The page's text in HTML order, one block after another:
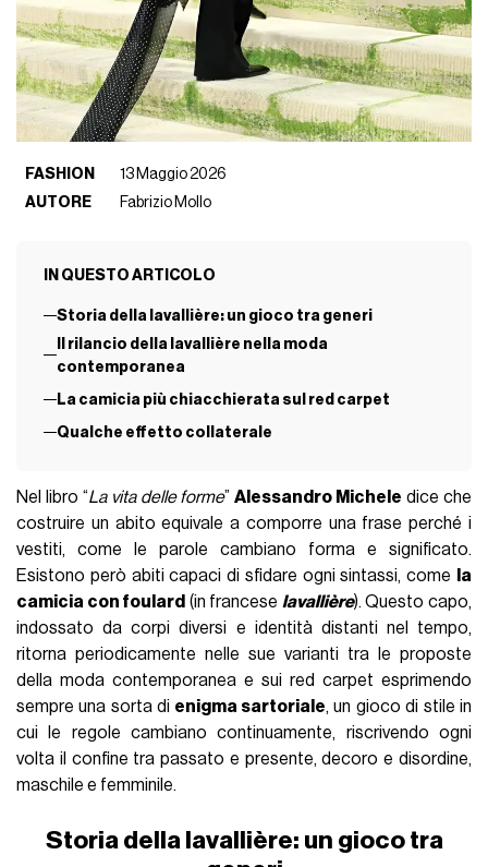
FASHION
13 Maggio 2026
AUTORE
Fabrizio Mollo
IN QUESTO ARTICOLO
Storia della lavallière: un gioco tra generi
Il rilancio della lavallière nella moda
contemporanea
La camicia più chiacchierata sul red carpet
Qualche effetto collaterale
Nel libro “La vita delle forme”Alessandro Michele dice che
costruire un abito equivale a comporre una frase perché i
vestiti, come le parole cambiano forma e significato.
Esistono però abiti capaci di sfidare ogni sintassi, come
la
camicia con foulard (in francese lavallière). Questo capo,
indossato da corpi diversi e identità distanti nel tempo,
ritorna periodicamente nelle sue varianti tra le proposte
della moda contemporanea e sui red carpet esprimendo
sempre una sorta di enigma sartoriale, un gioco di stile in
cui le regole cambiano continuamente, riscrivendo ogni
volta il confine tra passato e presente, decoro e disordine,
maschile e femminile.
Storia della lavallière: un gioco tra